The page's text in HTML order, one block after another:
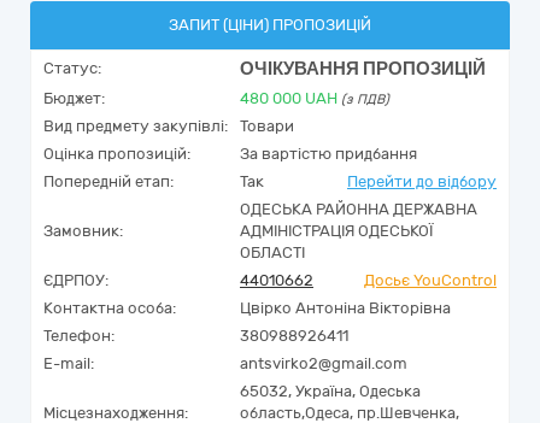
ЗАПИТ (ЦІНИ) ПРОПОЗИЦІЙ
Статус: ОЧІКУВАННЯ ПРОПОЗИЦІЙ
Бюджет: 480 000 UAH (з ПДВ)
Вид предмету закупівлі:
Товари
Оцінка пропозицій:
За вартістю придбання
Попередній етап:
Так Перейти до відбору
Замовник:
ОДЕСЬКА РАЙОННА ДЕРЖАВНА
АДМІНІСТРАЦІЯ ОДЕСЬКОЇ
ОБЛАСТІ
ЄДРПОУ:
44010662
Досьє YouControl
Контактна особа:
Цвірко Антоніна Вікторівна
Телефон:
380988926411
E-mail:
antsvirko2@gmail.com
Місцезнаходження:
65032, Україна, Одеська
область,Одеса, пр.Шевченка,